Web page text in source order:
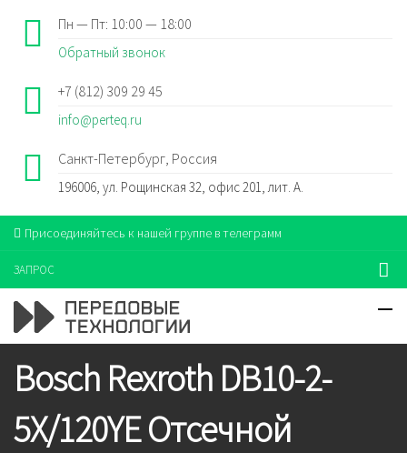
Пн — Пт: 10:00 — 18:00
Обратный звонок
+7 (812) 309 29 45
info@perteq.ru
Санкт-Петербург, Россия
196006, ул. Рощинская 32, офис 201, лит. А.
Присоединяйтесь к нашей группе в телеграмм
ЗАПРОС
Bosch Rexroth DB10-2-
5X/120YE Отсечной